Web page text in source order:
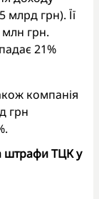
млрд грн). Її
млн грн.
21%
компанія
грн
штрафи ТЦК у